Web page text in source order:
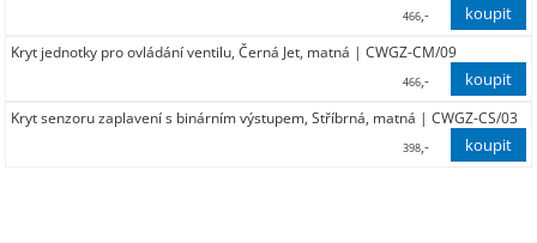
466,-
385,00
Kryt jednotky pro ovládání ventilu, Černá Jet, matná | CWGZ-CM/09
466,-
385,00
Kryt senzoru zaplavení s binárním výstupem, Stříbrná, matná | CWGZ-CS/03
398,-